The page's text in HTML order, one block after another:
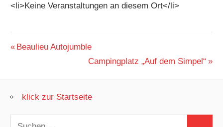
<li>Keine Veranstaltungen an diesem Ort</li>
Beitragsnavigation
Vorheriger
Beaulieu Autojumble
Nächster
Campingplatz „Auf dem Simpel“
klick zur Startseite
Suchen